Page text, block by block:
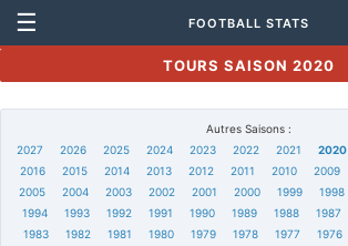
☰ FOOTBALL STATS
TOURS SAISON 2020
Autres Saisons :
2027
2026 2025 2024 2023 2022 2021 2020
2016
2015 2014 2013 2012 2011 2010 2009
2005
2004 2003 2002 2001 2000 1999 1998
1994
1993 1992 1991 1990 1989 1988 1987
1983
1982 1981 1980 1979 1978 1977 1976